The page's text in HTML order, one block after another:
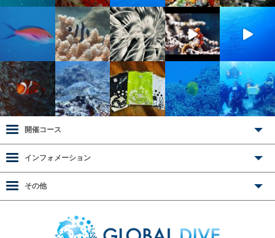
開催コース
インフォメーション
その他